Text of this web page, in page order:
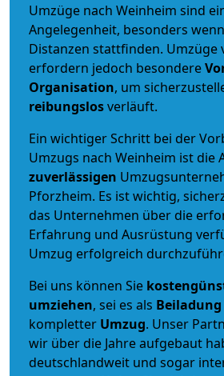
Umzüge nach Weinheim sind
Angelegenheit, besonders
Distanzen stattfinden. Umzüge
erfordern jedoch besondere
Organisation, um
reibungslosverläuft.
Ein wichtiger Schritt bei der
Umzugs nach Weinheim ist die
zuverlässigen
Pforzheim. Es ist wichtig,
das Unternehmen über die
Erfahrung und Ausrüstung
Umzug erfolgreich
Bei uns können Sie
umziehen, sei es als Beiladung
kompletter Umzug. Unser
wir über die Jahre aufgebaut
deutschlandweit und sogar